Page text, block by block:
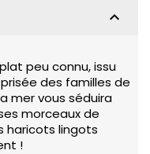
keyboard_arrow_up
peu connu, issu
des familles de
mer vous séduira
morceaux de
haricots lingots
!